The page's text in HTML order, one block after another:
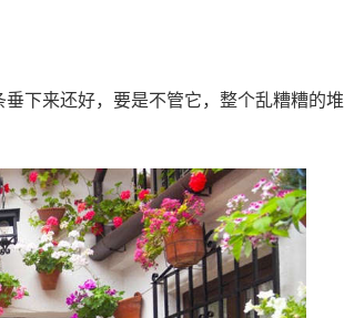
下来还好，要是不管它，整个乱糟糟的堆